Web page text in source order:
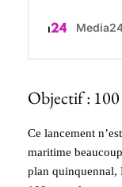
Objectif : 100
Ce lancement
maritime
plan quinquennal,